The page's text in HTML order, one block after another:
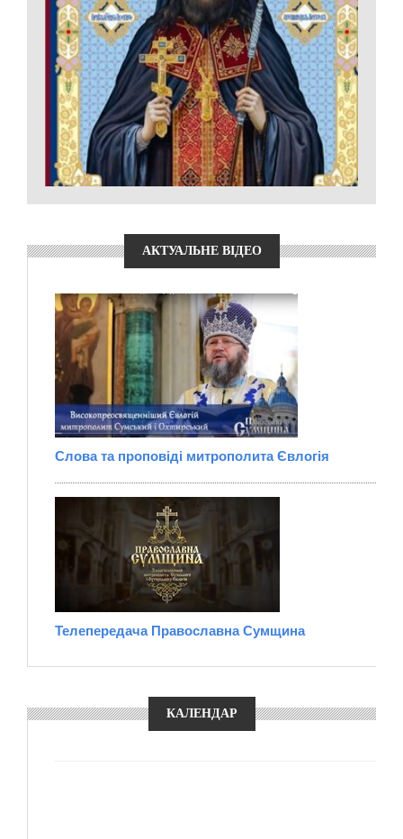
АКТУАЛЬНЕ ВІДЕО
Слова та проповіді митрополита Євлогія
Телепередача Православна Сумщина
КАЛЕНДАР